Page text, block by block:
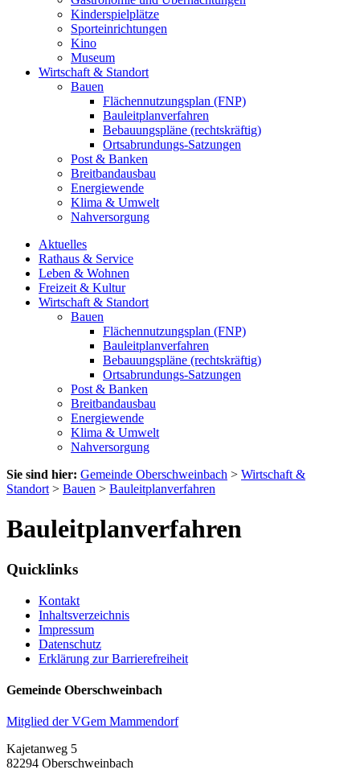
Kinderspielplätze
Sporteinrichtungen
Kino
Museum
Wirtschaft & Standort
Bauen
Flächennutzungsplan (FNP)
Bauleitplanverfahren
Bebauungspläne (rechtskräftig)
Ortsabrundungs-Satzungen
Post & Banken
Breitbandausbau
Energiewende
Klima & Umwelt
Nahversorgung
Aktuelles
Rathaus & Service
Leben & Wohnen
Freizeit & Kultur
Wirtschaft & Standort
Bauen
Flächennutzungsplan (FNP)
Bauleitplanverfahren
Bebauungspläne (rechtskräftig)
Ortsabrundungs-Satzungen
Post & Banken
Breitbandausbau
Energiewende
Klima & Umwelt
Nahversorgung
Sie sind hier: Gemeinde Oberschweinbach > Wirtschaft &
Standort > Bauen > Bauleitplanverfahren
Bauleitplanverfahren
Quicklinks
Kontakt
Inhaltsverzeichnis
Impressum
Datenschutz
Erklärung zur Barrierefreiheit
Gemeinde Oberschweinbach
Mitglied der VGem Mammendorf
Kajetanweg 5
82294 Oberschweinbach